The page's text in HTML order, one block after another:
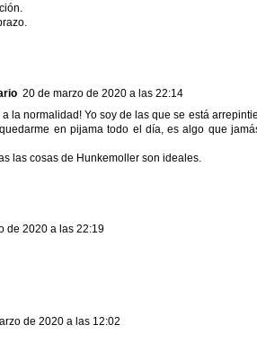
20 de marzo de 2020 a las 22:14
a la normalidad! Yo soy de las que se está
en pijama todo el día, es algo que
las cosas de Hunkemoller son ideales.
de 2020 a las 22:19
de 2020 a las 12:02